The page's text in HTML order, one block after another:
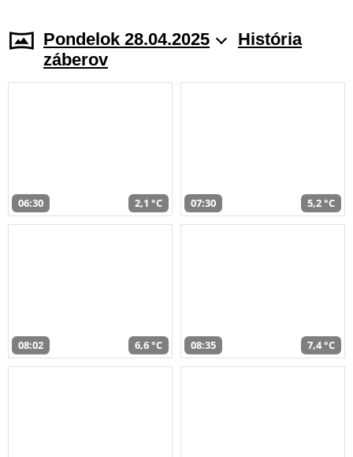
Pondelok 28.04.2025
História
záberov
06:30 2,1 °C 07:30 5,2 °C
08:02 6,6 °C 08:35 7,4 °C